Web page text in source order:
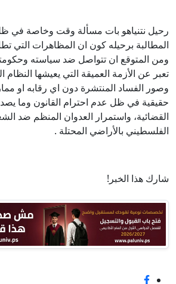
رحيل نتنياهو بات مسألة وقت وخاصة في
المطالبة برحيله كون ان المظاهرات التي
ومن المتوقع ان تتواصل ضد سياسته
تعبر عن الأزمة العميقة التي يعيشها النظام
وصور الفساد المنتشرة دون اي رقابه او
حقيقية في ظل عدم احترام القانون وما
القضائية، واستمرار العدوان المنظم ضد
الفلسطيني بالأراضي المحتلة .
شارك هذا الخبر!